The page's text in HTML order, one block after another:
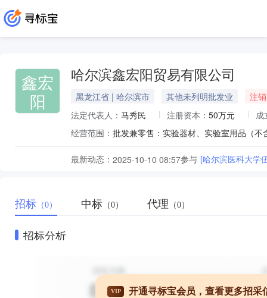
鑫宏
阳
哈尔滨鑫宏阳贸易有限公司
黑龙江省 | 哈尔滨市 其他未列明批发业
注销
法定代表人： 马秀民 注册资本： 50万元
成
经营范围：
最新动态： 2025-10-10 08:57参与 [哈尔滨医科大学
招标 （0） 中标 （0） 代理 （0）
招标分析
VIP 开通寻标宝会员，查看更多招采